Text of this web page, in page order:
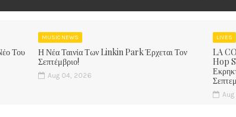
Του
MUSIC NEWS
Η Νέα Ταινία Των Linkin Park Έρχεται Τον
Σεπτέμβριο!
Aug 04, 2026
LIVES
LA
Hop